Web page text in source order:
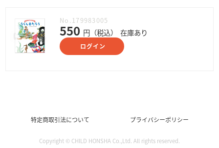
No.179983005
550 円（税込） 在庫あり
ログイン
特定商取引法について プライバシーポリシー
Copyright © CHILD HONSHA Co.,Ltd. All rights reserved.